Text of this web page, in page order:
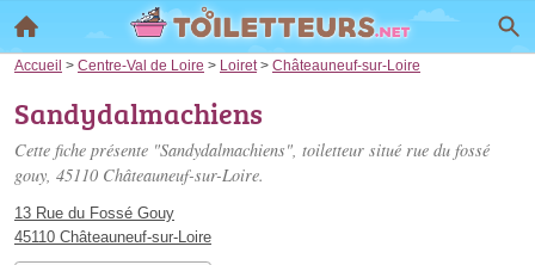
Accueil > Centre-Val de Loire > Loiret > Châteauneuf-sur-Loire
Sandydalmachiens
Cette fiche présente "Sandydalmachiens", toiletteur situé rue du fossé
gouy, 45110 Châteauneuf-sur-Loire.
13 Rue du Fossé Gouy
45110 Châteauneuf-sur-Loire